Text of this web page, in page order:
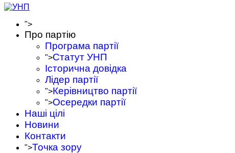
">
Про партію
Програма партії
">Статут УНП
Історична довідка
Лідер партії
">Керівництво партії
">Осередки партії
Наші цілі
Новини
Контакти
">Точка зору